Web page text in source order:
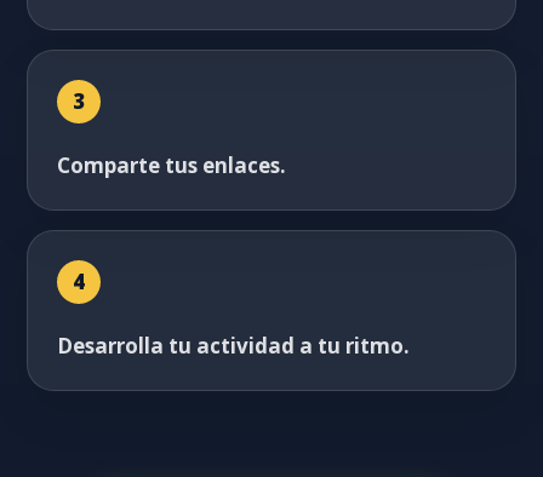
3
Comparte tus enlaces.
4
Desarrolla tu actividad a tu ritmo.